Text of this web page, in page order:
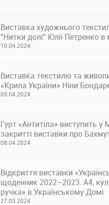
Виставка художнього
"Нитки долі" Юлії Петренко в
10.04.2024
Виставка текстилю та
«Крила України» Ніни
09.04.2024
Гурт «Антитіла» виступить у
закритті виставки про
08.04.2024
Відкриття виставки
щоденник 2022–2023. А4,
ручка» в Українському Домі
27.03.2024